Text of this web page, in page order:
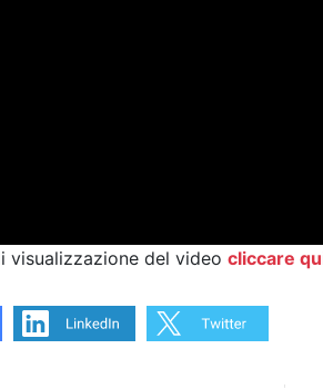
visualizzazione del video cliccare